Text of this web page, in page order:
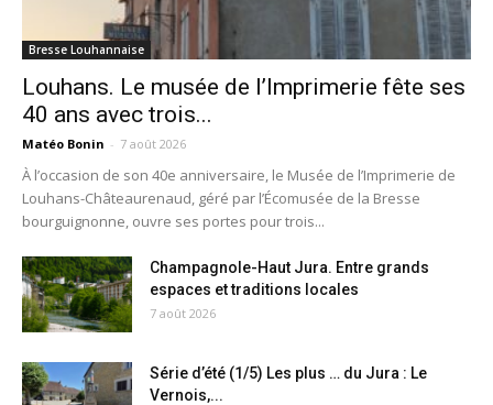
Bresse Louhannaise
Louhans. Le musée de l’Imprimerie fête ses
40 ans avec trois...
Matéo Bonin - 7 août 2026
À l’occasion de son 40e anniversaire, le Musée de l’Imprimerie de
Louhans-Châteaurenaud, géré par l’Écomusée de la Bresse
bourguignonne, ouvre ses portes pour trois...
Champagnole-Haut Jura. Entre grands
espaces et traditions locales
7 août 2026
Série d’été (1/5) Les plus … du Jura : Le
Vernois,...